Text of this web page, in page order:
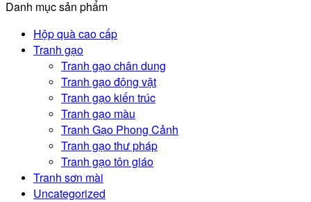
Danh mục sản phẩm
Hộp quà cao cấp
Tranh gạo
Tranh gạo chân dung
Tranh gạo động vật
Tranh gạo kiến trúc
Tranh gạo màu
Tranh Gạo Phong Cảnh
Tranh gạo thư pháp
Tranh gạo tôn giáo
Tranh sơn mài
Uncategorized